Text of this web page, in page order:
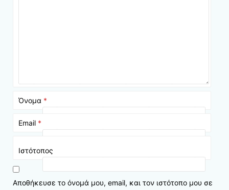
Όνομα *
Email *
Ιστότοπος
Αποθήκευσε το όνομά μου, email, και τον ιστότοπο μου σε